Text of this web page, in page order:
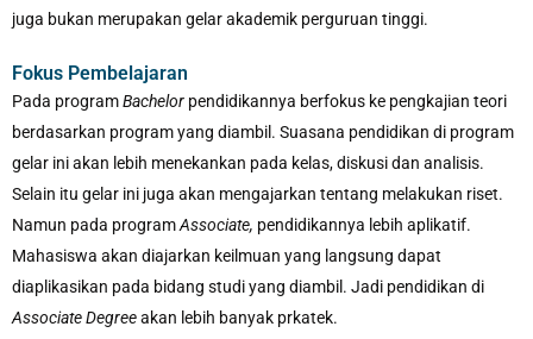
juga bukan merupakan gelar akademik perguruan tinggi.
Fokus Pembelajaran
Pada programBachelor pendidikannya berfokus ke pengkajian teori
berdasarkan program yang diambil. Suasana pendidikan di program
gelar ini akan lebih menekankan pada kelas, diskusi dan analisis.
Selain itu gelar ini juga akan mengajarkan tentang melakukan riset.
Namun pada programAssociate, pendidikannya lebih aplikatif.
Mahasiswa akan diajarkan keilmuan yang langsung dapat
diaplikasikan pada bidang studi yang diambil. Jadi pendidikan di
Associate Degreeakan lebih banyak prkatek.